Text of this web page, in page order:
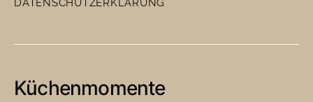
DATENSCHUTZERKLÄRUNG
Küchenmomente